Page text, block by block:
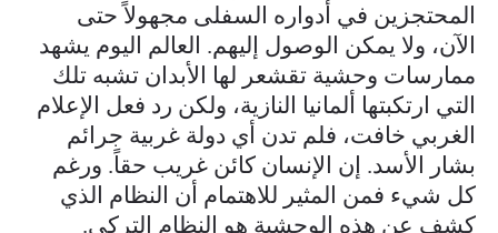
المحتجزين في أدواره السفلى مجهولاً حتى
الآن، ولا يمكن الوصول إليهم. العالم اليوم يشهد
ممارسات وحشية تقشعر لها الأبدان تشبه تلك
التي ارتكبتها ألمانيا النازية، ولكن رد فعل الإعلام
الغربي خافت، فلم تدن أي دولة غربية جرائم
بشار الأسد. إن الإنسان كائن غريب حقاً. ورغم
كل شيء فمن المثير للاهتمام أن النظام الذي
كشف عن هذه الوحشية هو النظام التركي.